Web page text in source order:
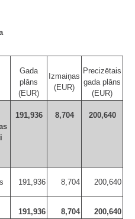
Gada
plāns
(EUR)
Izmaiņas
(EUR)
Precizētais
gada plāns
(EUR)
191,936 8,704 200,640
191,936 8,704 200,640
191,936
8,704
200,640